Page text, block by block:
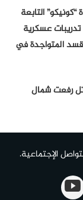
التابعة
تدريبات عسكرية
قسد المتواجدة في
رفعت شمال
الإجتماعية.